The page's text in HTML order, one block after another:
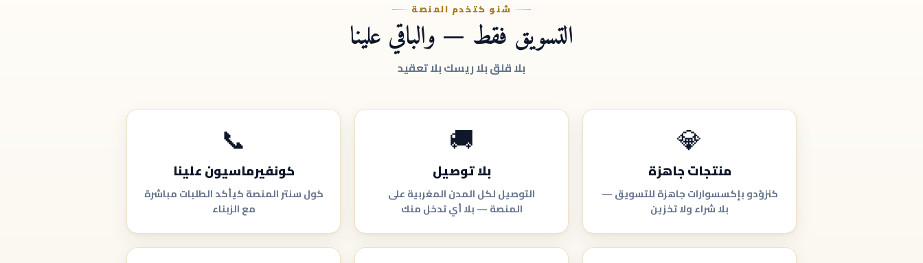
شنو كتخدم المنصة
التسويق فقط — والباقي علينا
بلا قلق بلا ريسك بلا تعقيد
💎
منتجات جاهزة
كنزوّدو بإكسسوارات جاهزة للتسويق —
بلا شراء ولا تخزين
🚚
بلا توصيل
التوصيل لكل المدن المغربية على
المنصة — بلا أي تدخل منك
📞
كونفيرماسيون علينا
كول سنتر المنصة كيأكد الطلبات مباشرة
مع الزبناء